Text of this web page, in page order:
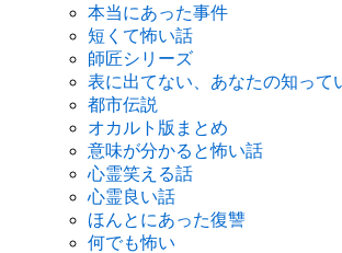
本当にあった事件
短くて怖い話
師匠シリーズ
表に出てない、あなたの知って
都市伝説
オカルト版まとめ
意味が分かると怖い話
心霊笑える話
心霊良い話
ほんとにあった復讐
何でも怖い